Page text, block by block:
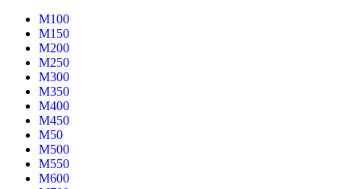
М100
М150
М200
М250
М300
М350
М400
М450
М50
М500
М550
М600